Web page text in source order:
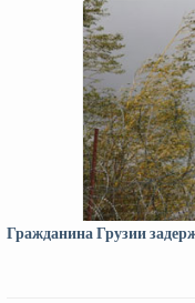
Гражданина Грузии